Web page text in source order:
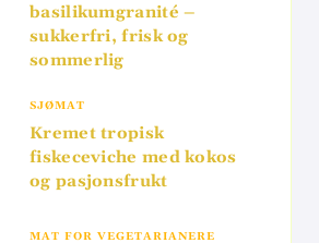
basilikumgranité –
sukkerfri, frisk og
sommerlig
SJØMAT
Kremet tropisk
fiskeceviche med kokos
og pasjonsfrukt
MAT FOR VEGETARIANERE